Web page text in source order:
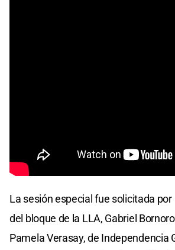
La sesión especial fue solicitada
del bloque de la LLA, Gabriel
Pamela Verasay, de Independencia